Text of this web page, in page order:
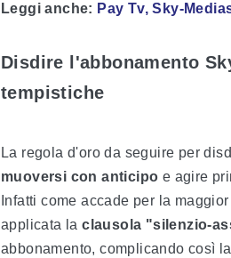
Leggi anche: Pay Tv, Sky-
Disdire l'abbonamento
tempistiche
La regola d'oro da seguire per
muoversi con anticipo e agire
Infatti come accade per la
applicata laclausola "silenzio-
abbonamento, complicando così